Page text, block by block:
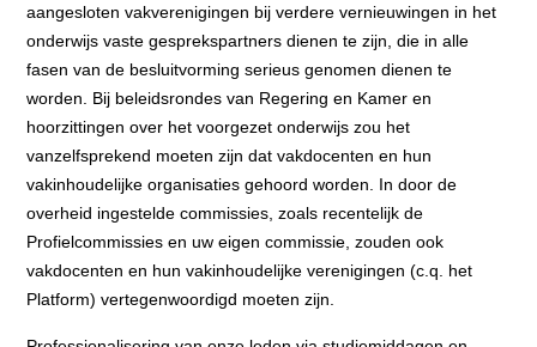
aangesloten vakverenigingen bij verdere vernieuwingen in het
onderwijs vaste gesprekspartners dienen te zijn, die in alle
fasen van de besluitvorming serieus genomen dienen te
worden. Bij beleidsrondes van Regering en Kamer en
hoorzittingen over het voorgezet onderwijs zou het
vanzelfsprekend moeten zijn dat vakdocenten en hun
vakinhoudelijke organisaties gehoord worden. In door de
overheid ingestelde commissies, zoals recentelijk de
Profielcommissies en uw eigen commissie, zouden ook
vakdocenten en hun vakinhoudelijke verenigingen (c.q. het
Platform) vertegenwoordigd moeten zijn.